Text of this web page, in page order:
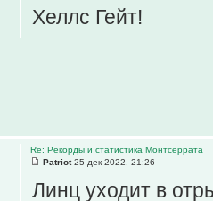
Хеллс Гейт!
Re: Рекорды и статистика Монтсеррата
Patriot25 дек 2022, 21:26
Линц уходит в